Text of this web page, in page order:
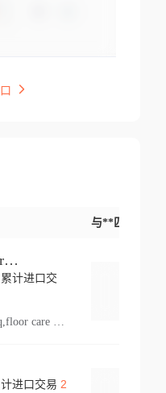
与**匹配交易
P.don Transfreight International
计进口交
进口交易 2